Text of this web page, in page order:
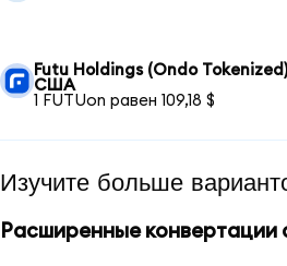
Futu Holdings (Ondo
США
1 FUTUon равен 109,18 $
Изучите больше
Расширенные конвертации